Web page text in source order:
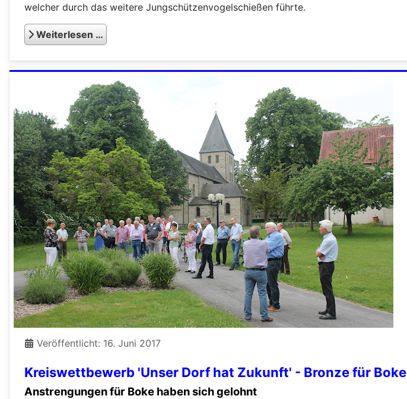
welcher durch das weitere Jungschützenvogelschießen führte.
Weiterlesen …
Kreiswettbewerb 'Unser Dorf hat Zukunft' - Bronze für Boke
Veröffentlicht: 16. Juni 2017
Anstrengungen für Boke haben sich gelohnt